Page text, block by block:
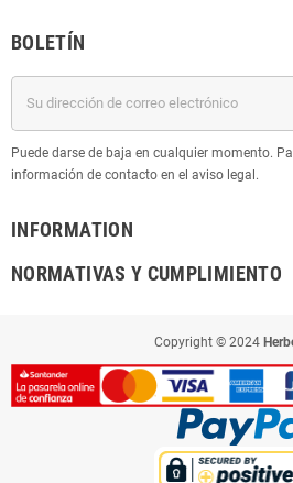
BOLETÍN
Puede darse de baja en cualquier momento.
información de contacto en el aviso legal.
INFORMATION
NORMATIVAS Y CUMPLIMIENTO
Copyright © 2024